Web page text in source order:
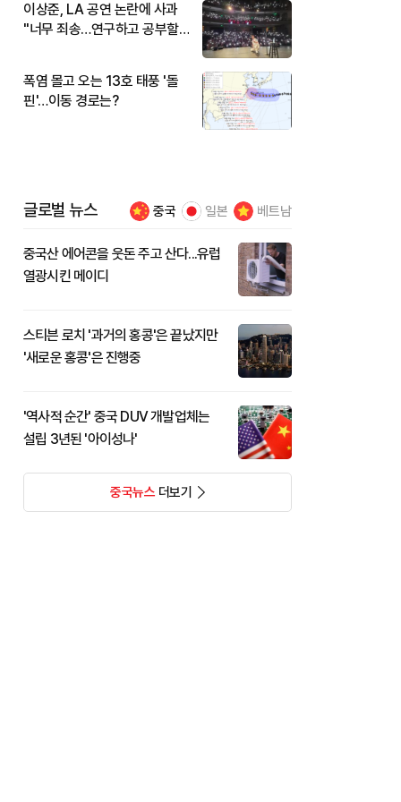
이상준, LA 공연 논란에 사과
"너무 죄송…연구하고 공부할
폭염 몰고 오는 13호 태풍 '돌
핀'…이동 경로는?
글로벌 뉴스 중국 일본 베트남
중국산 에어콘을 웃돈 주고 산다...유럽
열광시킨 메이디
스티븐 로치 '과거의 홍콩'은 끝났지만
'새로운 홍콩'은 진행중
'역사적 순간' 중국 DUV 개발업체는
설립 3년된 '아이성나'
중국뉴스더보기